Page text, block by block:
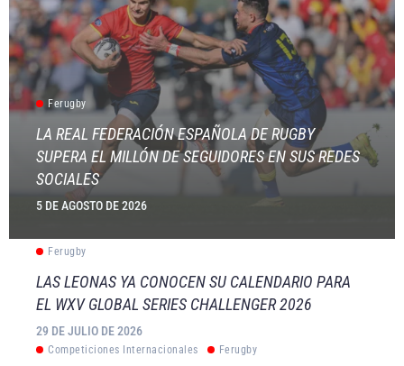
Ferugby
LA REAL FEDERACIÓN ESPAÑOLA DE RUGBY
SUPERA EL MILLÓN DE SEGUIDORES EN SUS REDES
SOCIALES
5 DE AGOSTO DE 2026
Ferugby
LAS LEONAS YA CONOCEN SU CALENDARIO PARA
EL WXV GLOBAL SERIES CHALLENGER 2026
29 DE JULIO DE 2026
Competiciones Internacionales Ferugby